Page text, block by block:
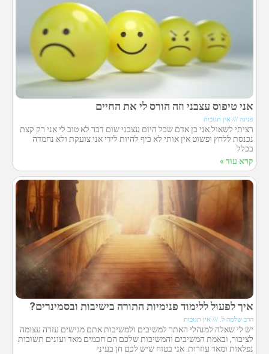
אני טיפוס עצבני וזה הורס לי את החיים
פנינה אין תגובות
רציתי לשאול אני בן אדם שכל היום עצבני שום דבר לא טוב לי אני רק קצת
נכנסת ללחץ ופשוט אין אותי לא כיף להיות לידי אני צועקת ולא נחמדה
בכלל
קרא עוד »
איך לפעול ללימוד פנימיות התורה בישיבות ובסמינרים?
הרב שלמה ל. אין תגובות
יש לי שאלה למנהלי האתר למשיבים ולמשיבות אתם מגישים עזרה עצומה
לציבור, ובאמת המשיבים והמשיבות שלכם הם חכמים מאד ועונים תשובות
נפלאות ומאד עוזרות. אני בטוח שיש לכם חן בעיני